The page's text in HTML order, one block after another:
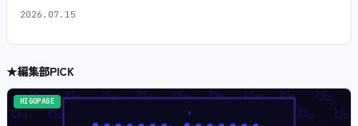
2026.07.15
★編集部PICK
HIGOPAGE